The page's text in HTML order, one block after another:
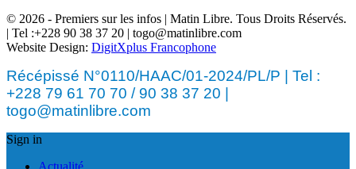
© 2026 - Premiers sur les infos | Matin Libre. Tous Droits Réservés.
| Tel :+228 90 38 37 20 | togo@matinlibre.com
Website Design: DigitXplus Francophone
Récépissé N°0110/HAAC/01-2024/PL/P | Tel :
+228 79 61 70 70 / 90 38 37 20 |
togo@matinlibre.com
Sign in